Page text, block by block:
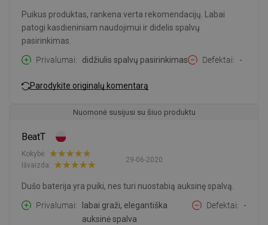
Puikus produktas, rankena verta rekomendacijų. Labai
patogi kasdieniniam naudojimui ir didelis spalvų
pasirinkimas.
Privalumai
didžiulis spalvų pasirinkimas Defektai -
Parodykite originalų komentarą
Nuomonė susijusi su šiuo produktu
BeatT
29-06-2020
Kokybė:
Išvaizda:
Dušo baterija yra puiki, nes turi nuostabią auksinę spalvą.
Privalumai
labai graži, elegantiška
auksinė spalva
Defektai -